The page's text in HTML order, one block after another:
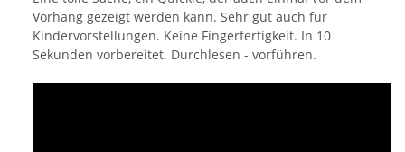
Vorhang gezeigt werden kann. Sehr gut auch für
Kindervorstellungen. Keine Fingerfertigkeit. In 10
Sekunden vorbereitet. Durchlesen - vorführen.